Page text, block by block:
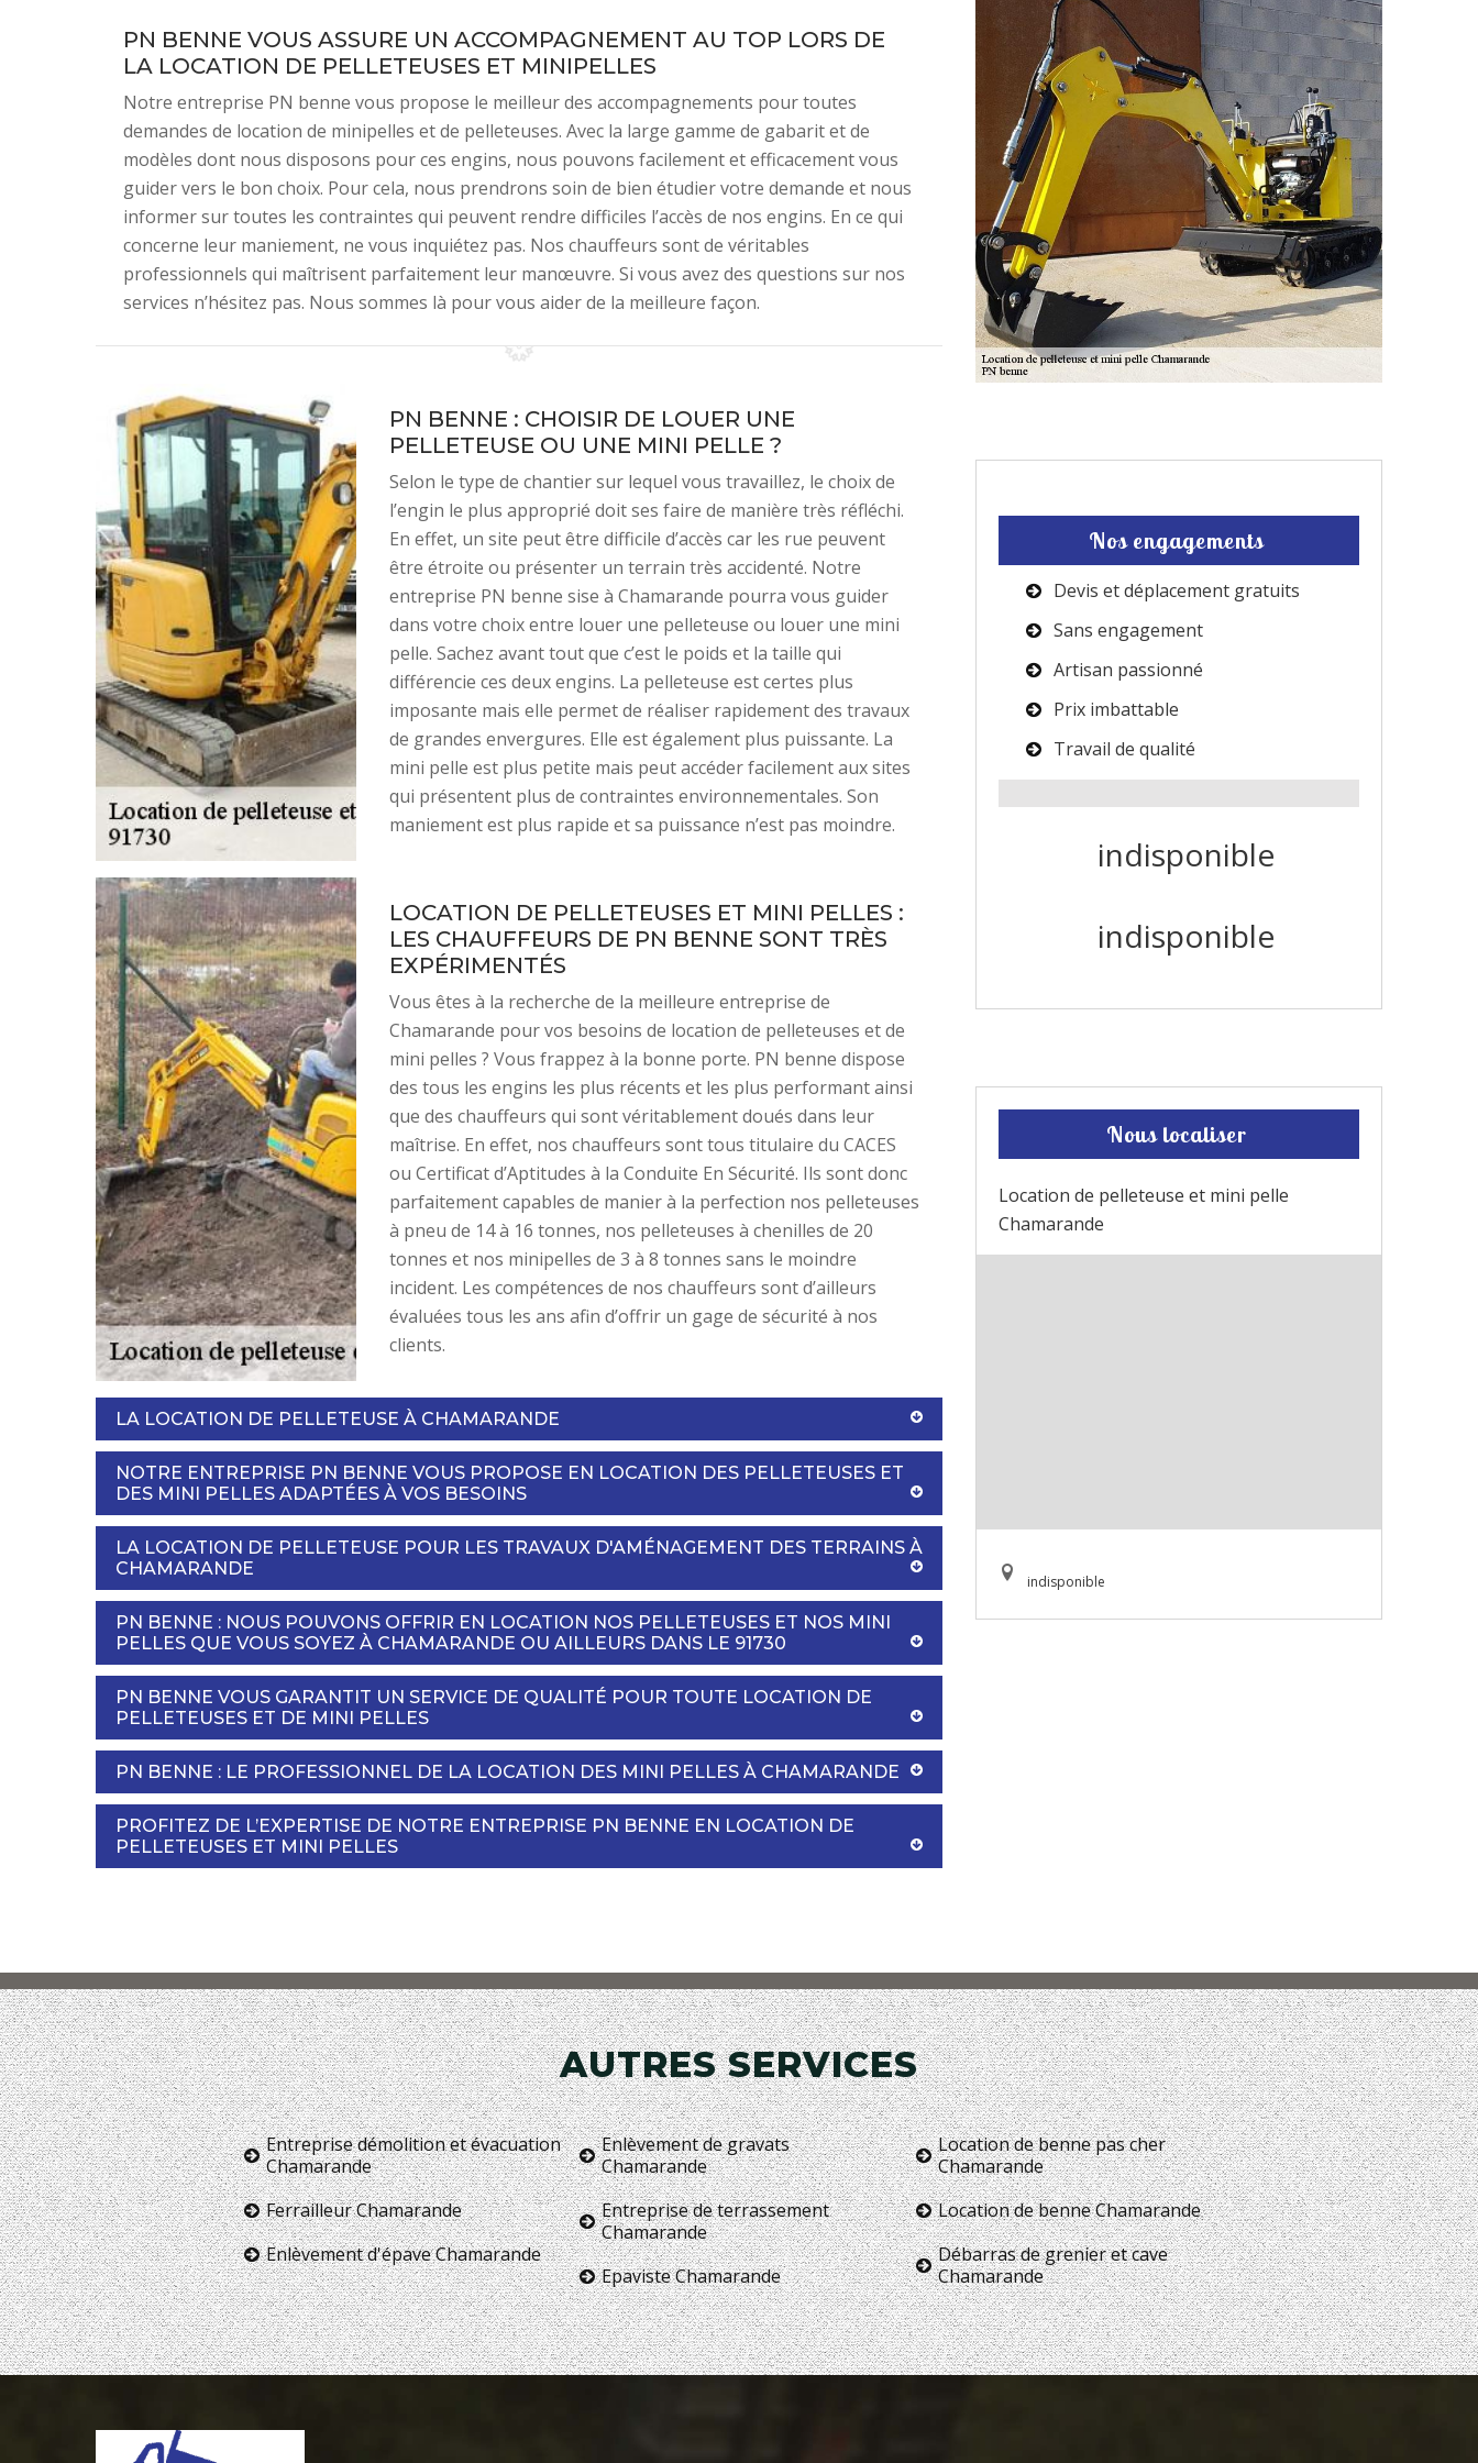
PN BENNE VOUS ASSURE UN ACCOMPAGNEMENT AU TOP LORS DE
LA LOCATION DE PELLETEUSES ET MINIPELLES
Notre entreprise PN benne vous propose le meilleur des accompagnements pour toutes
demandes de location de minipelles et de pelleteuses. Avec la large gamme de gabarit et de
modèles dont nous disposons pour ces engins, nous pouvons facilement et efficacement vous
guider vers le bon choix. Pour cela, nous prendrons soin de bien étudier votre demande et nous
informer sur toutes les contraintes qui peuvent rendre difficiles l’accès de nos engins. En ce qui
concerne leur maniement, ne vous inquiétez pas. Nos chauffeurs sont de véritables
professionnels qui maîtrisent parfaitement leur manœuvre. Si vous avez des questions sur nos
services n’hésitez pas. Nous sommes là pour vous aider de la meilleure façon.
PN BENNE : CHOISIR DE LOUER UNE
PELLETEUSE OU UNE MINI PELLE ?
Selon le type de chantier sur lequel vous travaillez, le choix de
l’engin le plus approprié doit ses faire de manière très réfléchi.
En effet, un site peut être difficile d’accès car les rue peuvent
être étroite ou présenter un terrain très accidenté. Notre
entreprise PN benne sise à Chamarande pourra vous guider
dans votre choix entre louer une pelleteuse ou louer une mini
pelle. Sachez avant tout que c’est le poids et la taille qui
différencie ces deux engins. La pelleteuse est certes plus
imposante mais elle permet de réaliser rapidement des travaux
de grandes envergures. Elle est également plus puissante. La
mini pelle est plus petite mais peut accéder facilement aux sites
qui présentent plus de contraintes environnementales. Son
maniement est plus rapide et sa puissance n’est pas moindre.
LOCATION DE PELLETEUSES ET MINI PELLES :
LES CHAUFFEURS DE PN BENNE SONT TRÈS
EXPÉRIMENTÉS
Vous êtes à la recherche de la meilleure entreprise de
Chamarande pour vos besoins de location de pelleteuses et de
mini pelles ? Vous frappez à la bonne porte. PN benne dispose
des tous les engins les plus récents et les plus performant ainsi
que des chauffeurs qui sont véritablement doués dans leur
maîtrise. En effet, nos chauffeurs sont tous titulaire du CACES
ou Certificat d’Aptitudes à la Conduite En Sécurité. Ils sont donc
parfaitement capables de manier à la perfection nos pelleteuses
à pneu de 14 à 16 tonnes, nos pelleteuses à chenilles de 20
tonnes et nos minipelles de 3 à 8 tonnes sans le moindre
incident. Les compétences de nos chauffeurs sont d’ailleurs
évaluées tous les ans afin d’offrir un gage de sécurité à nos
clients.
LA LOCATION DE PELLETEUSE À CHAMARANDE
NOTRE ENTREPRISE PN BENNE VOUS PROPOSE EN LOCATION DES PELLETEUSES ET
DES MINI PELLES ADAPTÉES À VOS BESOINS
LA LOCATION DE PELLETEUSE POUR LES TRAVAUX D'AMÉNAGEMENT DES TERRAINS À
CHAMARANDE
PN BENNE : NOUS POUVONS OFFRIR EN LOCATION NOS PELLETEUSES ET NOS MINI
PELLES QUE VOUS SOYEZ À CHAMARANDE OU AILLEURS DANS LE 91730
PN BENNE VOUS GARANTIT UN SERVICE DE QUALITÉ POUR TOUTE LOCATION DE
PELLETEUSES ET DE MINI PELLES
PN BENNE : LE PROFESSIONNEL DE LA LOCATION DES MINI PELLES À CHAMARANDE
PROFITEZ DE L’EXPERTISE DE NOTRE ENTREPRISE PN BENNE EN LOCATION DE
PELLETEUSES ET MINI PELLES
Nos engagements
Devis et déplacement gratuits
Sans engagement
Artisan passionné
Prix imbattable
Travail de qualité
indisponible
indisponible
Nous localiser
Location de pelleteuse et mini pelle
Chamarande
indisponible
AUTRES SERVICES
Entreprise démolition et évacuation
Chamarande
Ferrailleur Chamarande
Enlèvement d'épave Chamarande
Enlèvement de gravats
Chamarande
Entreprise de terrassement
Chamarande
Epaviste Chamarande
Location de benne pas cher
Chamarande
Location de benne Chamarande
Débarras de grenier et cave
Chamarande